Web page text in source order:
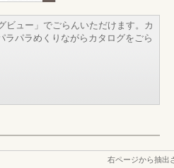
ビュー」でごらんいただけます。カ
ラパラめくりながらカタログをごら
右ページから抽出